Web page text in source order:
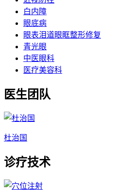
白内障
眼底病
眼表泪道眼眶整形修复
青光眼
中医眼科
医疗美容科
医生团队
杜治国
诊疗技术